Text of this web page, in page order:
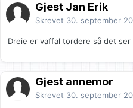
Gjest Jan Erik
Skrevet 30. september
Dreie er vaffal tordere så det
Gjest annemor
Skrevet 30. september